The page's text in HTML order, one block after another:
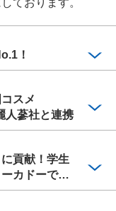
学No.1！
スメ
人蔘社と連携
貢献！学生
カドーで販